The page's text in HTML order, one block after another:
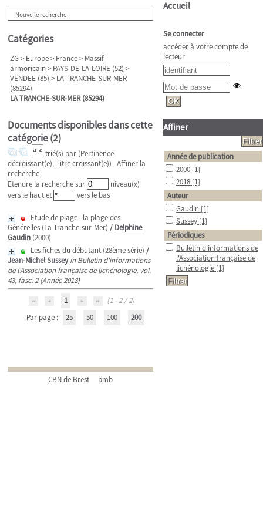
Nouvelle recherche
Catégories
ZG > Europe> France> Massif
armoricain > PAYS-DE-LA-LOIRE (52) >
VENDEE (85) > LA TRANCHE-SUR-MER
(85294)
LA TRANCHE-SUR-MER (85294)
Documents disponibles dans cette
catégorie (2)
trié(s) par (Pertinence
décroissant(e), Titre croissant(e)) Affiner la
recherche
Etendre la recherche sur
niveau(x)
vers le haut et
vers le bas
Etude de plage : la plage des
Générelles (La Tranche-sur-Mer) / Delphine
Gaudin (2000)
Les fiches du débutant (28ème série) /
Jean-Michel Sussey in Bulletin d'informations
de l'Association française de lichénologie, vol.
43, fasc. 2 (Année 2018)
1
(1 - 2 / 2)
Par page :
25 50 100 200
CBN de Brest pmb
Accueil
Se connecter
accéder à votre compte de
lecteur
Affiner
Année de publication
2000 [1]
2018 [1]
Auteur
Gaudin [1]
Sussey [1]
Périodiques
Bulletin d'informations de
l'Association française de
lichénologie [1]